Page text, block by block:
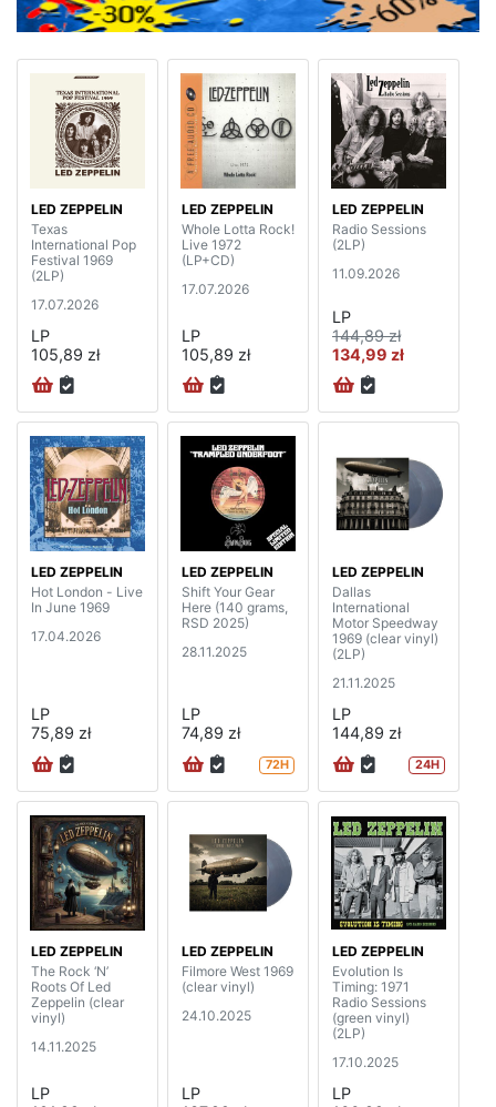
LED ZEPPELIN
Texas
International Pop
Festival 1969
(2LP)
17.07.2026
LP
105,89 zł
LED ZEPPELIN
Whole Lotta Rock!
Live 1972
(LP+CD)
17.07.2026
LP
105,89 zł
LED ZEPPELIN
Radio Sessions
(2LP)
11.09.2026
LP
144,89 zł
134,99 zł
LED ZEPPELIN
Hot London - Live
In June 1969
17.04.2026
LP
75,89 zł
LED ZEPPELIN
Shift Your Gear
Here (140 grams,
RSD 2025)
28.11.2025
LP
74,89 zł
72H
LED ZEPPELIN
Dallas
International
Motor Speedway
1969 (clear vinyl)
(2LP)
21.11.2025
LP
144,89 zł
24H
LED ZEPPELIN
The Rock ‘N’
Roots Of Led
Zeppelin (clear
vinyl)
14.11.2025
LP
LED ZEPPELIN
Filmore West 1969
(clear vinyl)
24.10.2025
LP
LED ZEPPELIN
Evolution Is
Timing: 1971
Radio Sessions
(green vinyl)
(2LP)
17.10.2025
LP